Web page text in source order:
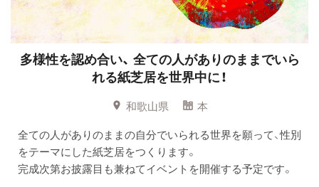
多様性を認め合い、 全ての人がありのままでいら
れる紙芝居を世界中に！
和歌山県
本
全ての人がありのままの自分でいられる世界を願って、性別
をテーマにした紙芝居をつくります。
完成次第お披露目も兼ねてイベントを開催する予定です。